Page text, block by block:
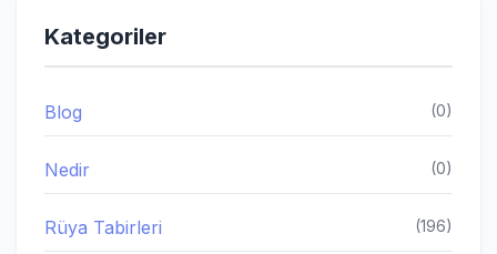
Kategoriler
Blog (0)
Nedir (0)
Rüya Tabirleri (196)